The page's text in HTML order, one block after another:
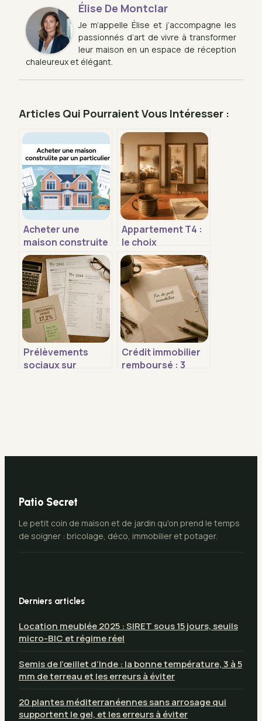
Élise De Montclar
Je m’appelle Élise et j’accompagne les
passionnés d’art de vivre à transformer
leur maison en un espace de réception
chaleureux et élégant.
Articles Qui Pourraient Vous Intéresser :
Acheter une
maison construite
par un particulier :
le guide pour
acheter sans
risque
Appartement T4 :
le choix
stratégique pour
concilier vie de
famille et
télétravail
Prélèvements
sociaux sur
Crédit immobilier
remboursé : 3
Patio Secret
Le petit coin de maison et de jardin qu'on prend le temps
de soigner : bricolage, déco, immobilier et potager.
Derniers articles
Location meublée 2025 : SIRET sous 15 jours, seuils
micro-BIC et régime réel
Semis de l’œillet d’Inde : la bonne température, 3 à 5
mm de terreau et les erreurs à éviter
20 plantes méditerranéennes sans arrosage qui
supportent le gel, et les erreurs à éviter